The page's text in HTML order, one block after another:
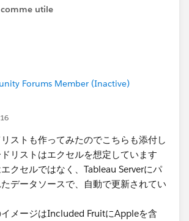
utile
Forums Member (Inactive)
ストも作ってみたのでこちらも添付し
リストはエクセルを想定しています
クセルではなく、Tableau Serverにパ
データソースで、自動で更新されてい
メージはIncluded FruitにAppleを含